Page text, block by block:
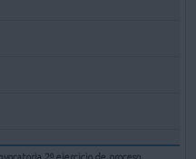
2º ejercicio de proceso